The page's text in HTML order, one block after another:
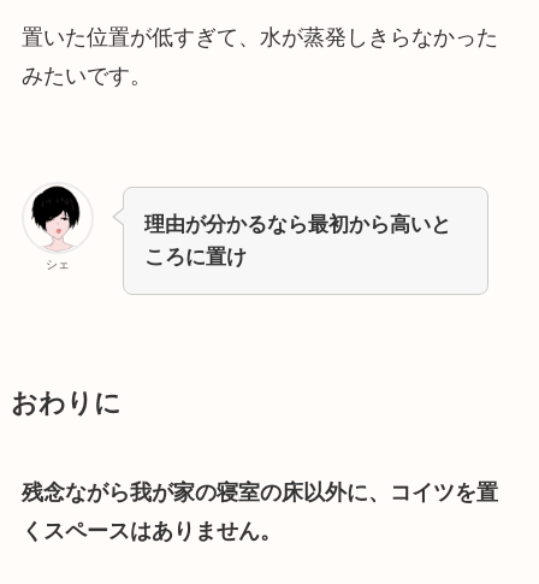
置いた位置が低すぎて、水が蒸発しきらなかった
みたいです。
シェ
理由が分かるなら最初から高いと
ころに置け
おわりに
残念ながら我が家の寝室の床以外に、コイツを置
くスペースはありません。